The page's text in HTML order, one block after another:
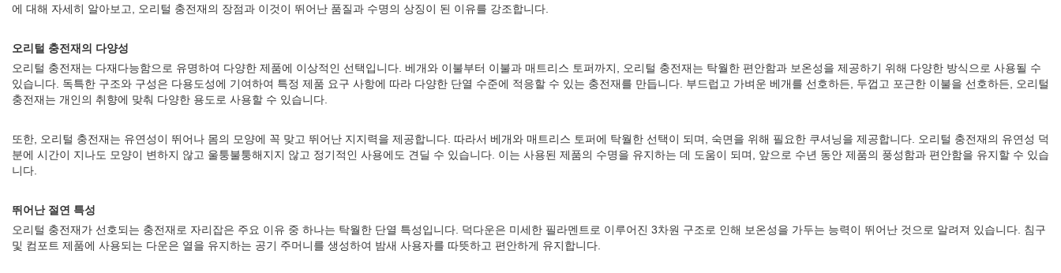
에 대해 자세히 알아보고, 오리털 충전재의 장점과 이것이 뛰어난 품질과 수명의 상징이 된 이유를 강조합니다.
오리털 충전재의 다양성
오리털 충전재는 다재다능함으로 유명하여 다양한 제품에 이상적인 선택입니다. 베개와 이불부터 이불과 매트리스 토퍼까지, 오리털 충전재는 탁월한 편안함과 보온성을 제공하기 위해 다양한 방식으로 사용될 수
있습니다. 독특한 구조와 구성은 다용도성에 기여하여 특정 제품 요구 사항에 따라 다양한 단열 수준에 적응할 수 있는 충전재를 만듭니다. 부드럽고 가벼운 베개를 선호하든, 두껍고 포근한 이불을 선호하든, 오리털
충전재는 개인의 취향에 맞춰 다양한 용도로 사용할 수 있습니다.
또한, 오리털 충전재는 유연성이 뛰어나 몸의 모양에 꼭 맞고 뛰어난 지지력을 제공합니다. 따라서 베개와 매트리스 토퍼에 탁월한 선택이 되며, 숙면을 위해 필요한 쿠셔닝을 제공합니다. 오리털 충전재의 유연성 덕
분에 시간이 지나도 모양이 변하지 않고 울퉁불퉁해지지 않고 정기적인 사용에도 견딜 수 있습니다. 이는 사용된 제품의 수명을 유지하는 데 도움이 되며, 앞으로 수년 동안 제품의 풍성함과 편안함을 유지할 수 있습
니다.
뛰어난 절연 특성
오리털 충전재가 선호되는 충전재로 자리잡은 주요 이유 중 하나는 탁월한 단열 특성입니다. 덕다운은 미세한 필라멘트로 이루어진 3차원 구조로 인해 보온성을 가두는 능력이 뛰어난 것으로 알려져 있습니다. 침구
및 컴포트 제품에 사용되는 다운은 열을 유지하는 공기 주머니를 생성하여 밤새 사용자를 따뜻하고 편안하게 유지합니다.